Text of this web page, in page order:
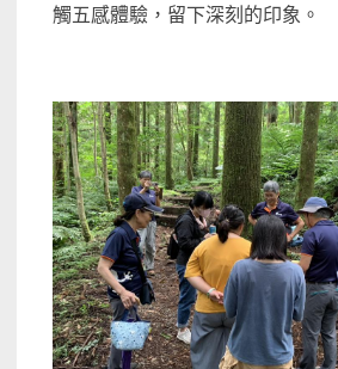
觸五感體驗，留下深刻的印象。